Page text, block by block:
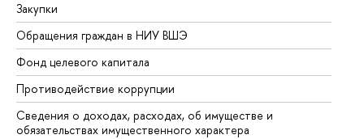
Закупки
Обращения граждан в НИУ ВШЭ
Фонд целевого капитала
Противодействие коррупции
Сведения о доходах, расходах, об имуществе и
обязательствах имущественного характера